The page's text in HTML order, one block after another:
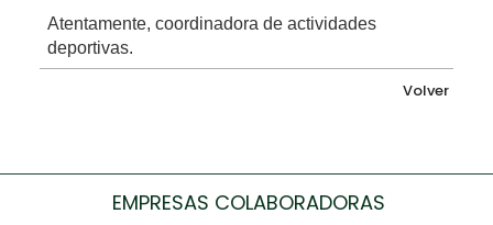
Atentamente, coordinadora de actividades
deportivas.
Volver
EMPRESAS COLABORADORAS